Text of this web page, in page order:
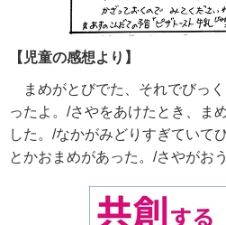
【児童の感想より】
まめがとびでた、それでびっ
ったよ。/さやをあけたとき、ま
した。/なかがみどりすぎていて
とかおまめがあった。/さやがお